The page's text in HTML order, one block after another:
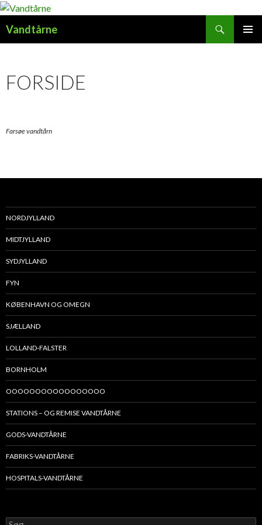
Vandtårne
FORSIDE
Farsøe vandtårn
NORDJYLLAND
MIDTJYLLAND
SYDJYLLAND
FYN
KØBENHAVN OG OMEGN
SJÆLLAND
LOLLAND-FALSTER
BORNHOLM
OOOOOOOOOOOOOOOOO
STATIONS – OG REMISE VANDTÅRNE
GODS-VANDTÅRNE
FABRIKS-VANDTÅRNE
HOSPITALS-VANDTÅRNE
Søg